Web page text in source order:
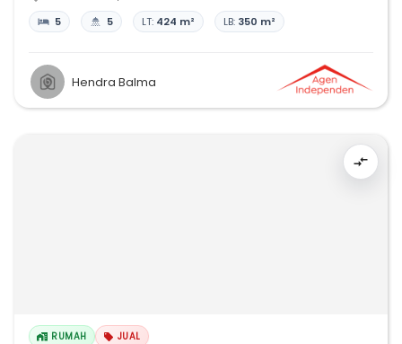
5 5 LT: 424 m² LB: 350 m²
Hendra Balma
RUMAH JUAL